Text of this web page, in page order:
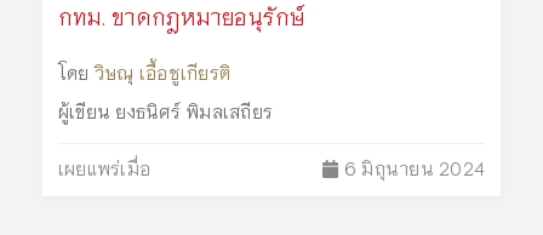
กทม. ขาดกฎหมายอนุรักษ์
โดย วิษณุ เอื้อชูเกียรติ
ผู้เขียน ยงธนิศร์ พิมลเสถียร
เผยแพร่เมื่อ 6 มิถุนายน 2024